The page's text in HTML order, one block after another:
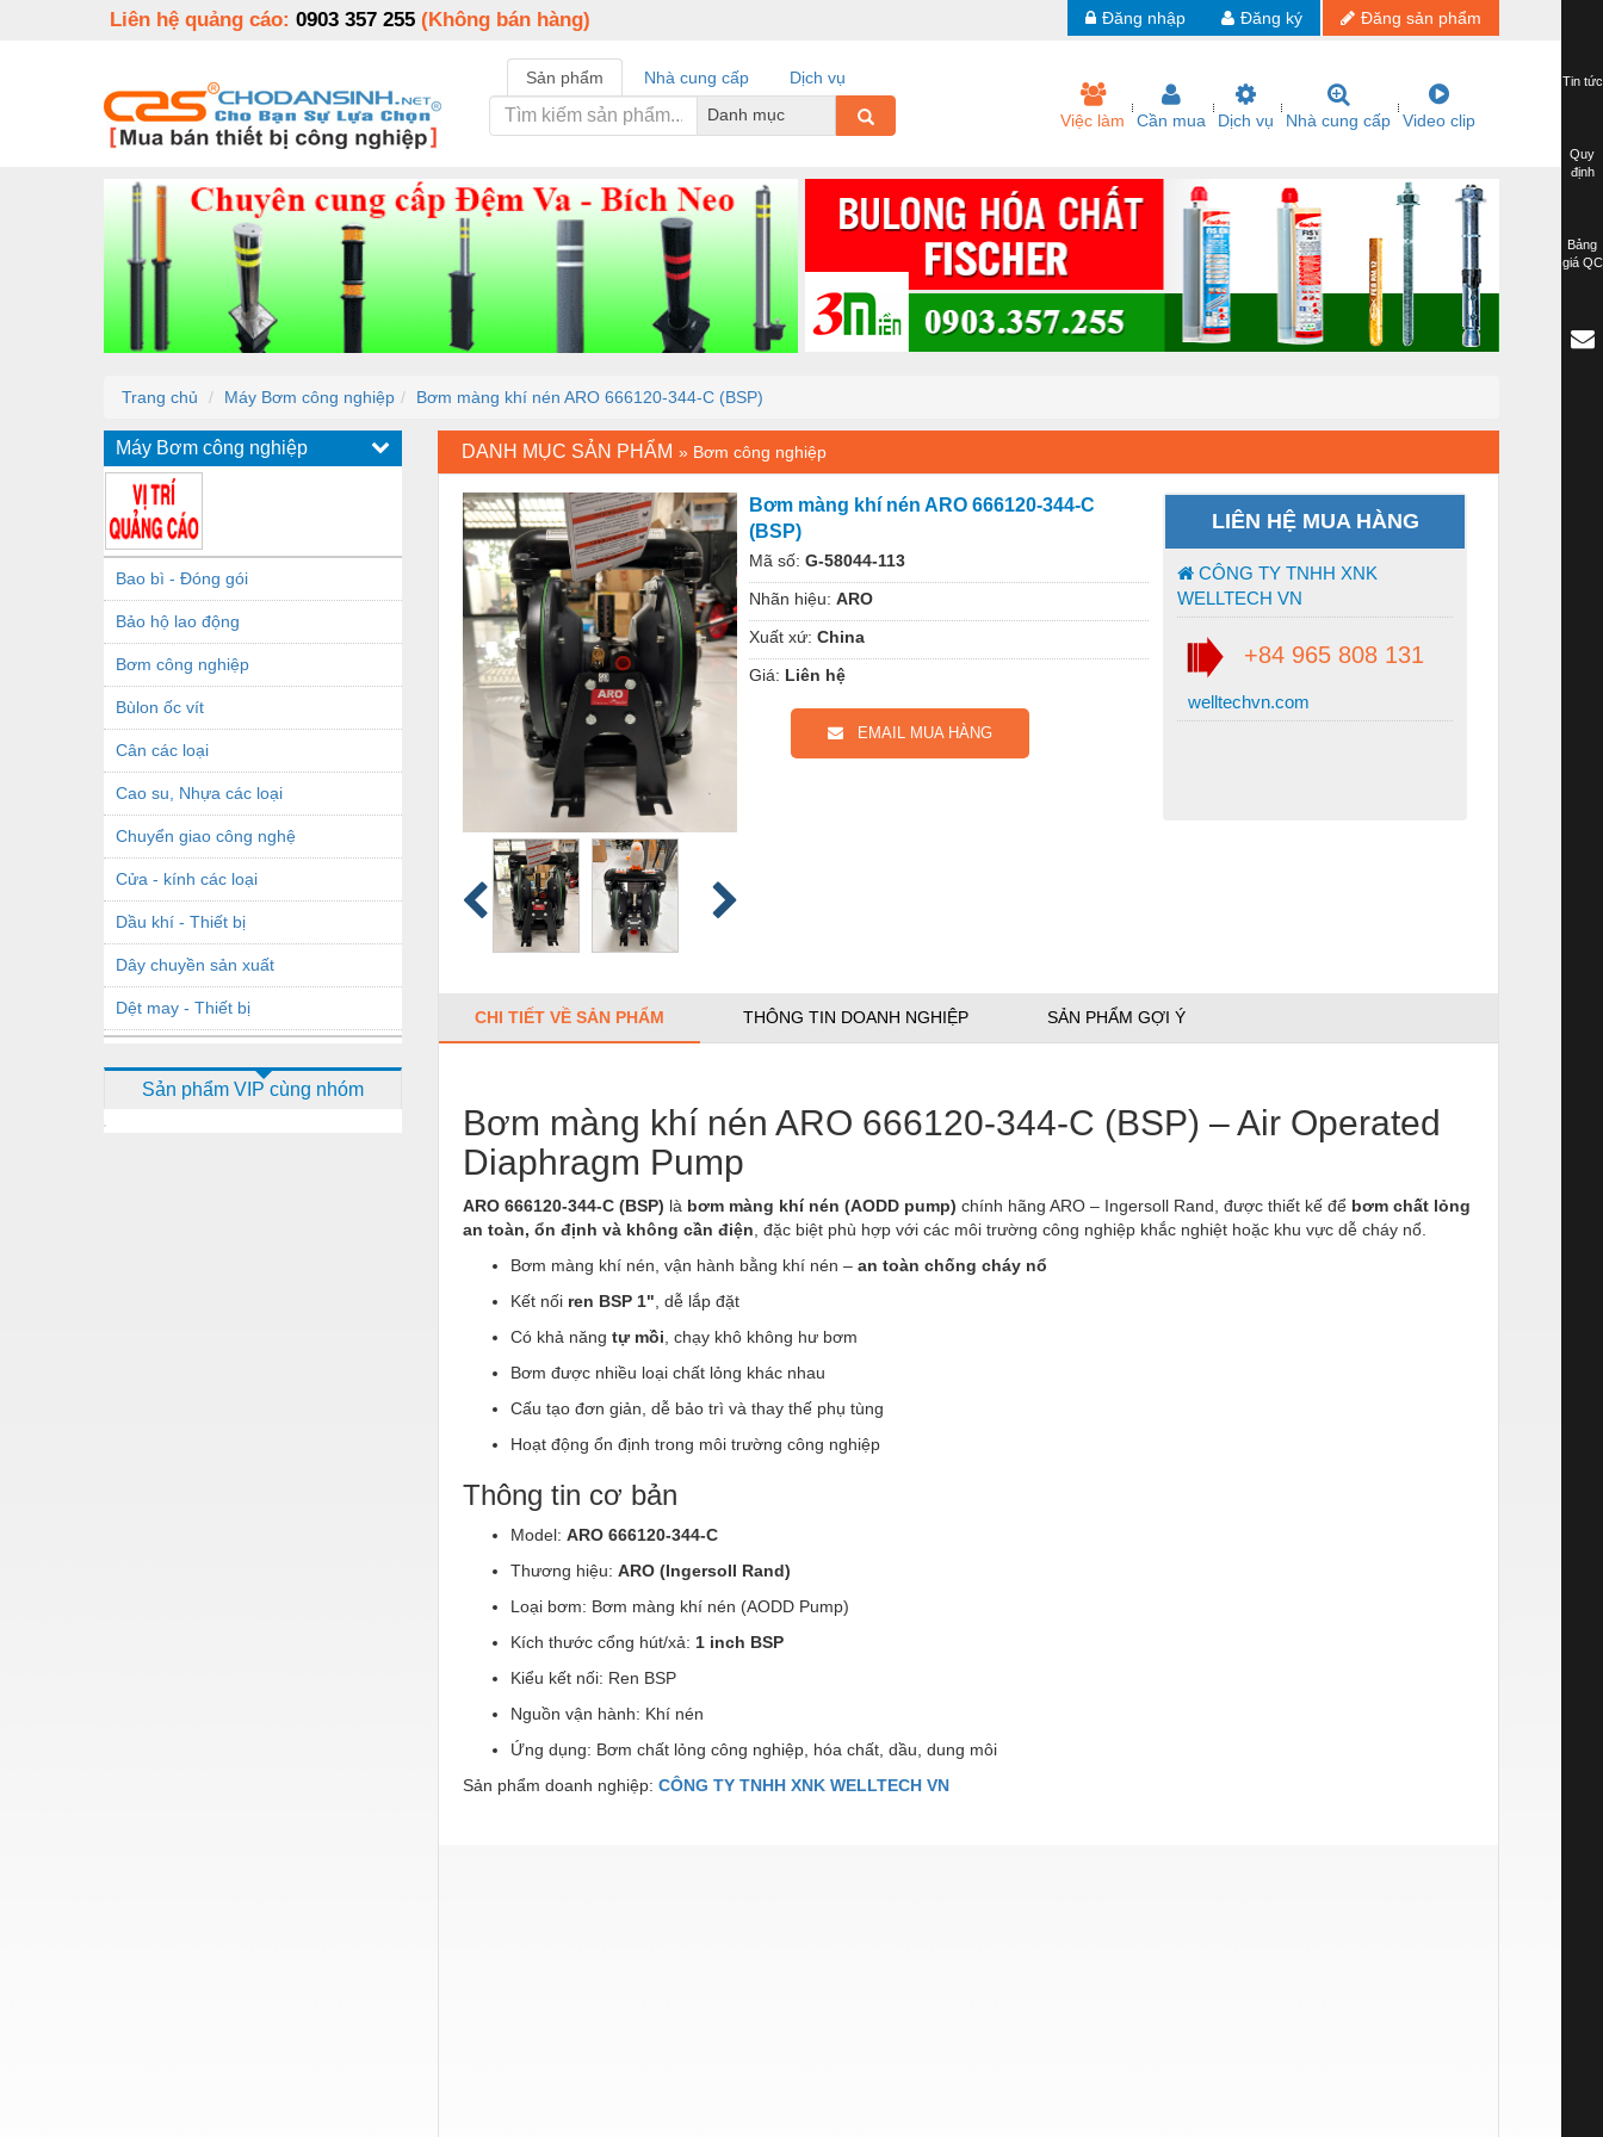
Liên hệ quảng cáo: 0903 357 255 (Không bán hàng) Đăng sản phẩm
Đăng ký
Đăng nhập
Sản phẩm Nhà cung cấp
Dịch vụ
Danh mục
Việc làm Cần mua Dịch vụ Nhà cung cấp Video clip
Trang chủ Máy Bơm công nghiệp Bơm màng khí nén ARO 666120-344-C (BSP)
Máy Bơm công nghiệp
Bao bì - Đóng gói
Bảo hộ lao động
Bơm công nghiệp
Bùlon ốc vít
Cân các loại
Cao su, Nhựa các loại
Chuyển giao công nghệ
Cửa - kính các loại
Dầu khí - Thiết bị
Dây chuyền sản xuất
Dệt may - Thiết bị
Dịch vụ - Thi công
Sản phẩm VIP cùng nhóm
DANH MỤC SẢN PHẨM » Bơm công nghiệp
Bơm màng khí nén ARO 666120-344-C
(BSP)
Mã số: G-58044-113
Nhãn hiệu: ARO
Xuất xứ: China
Giá: Liên hệ
EMAIL MUA HÀNG
LIÊN HỆ MUA HÀNG
CÔNG TY TNHH XNK
WELLTECH VN
+84 965 808 131
welltechvn.com
CHI TIẾT VỀ SẢN PHẨM THÔNG TIN DOANH NGHIỆP SẢN PHẨM GỢI Ý
Bơm màng khí nén ARO 666120-344-C (BSP) – Air Operated
Diaphragm Pump
ARO 666120-344-C (BSP) là bơm màng khí nén (AODD pump) chính hãng ARO – Ingersoll Rand, được thiết kế để bơm chất lỏng
an toàn, ổn định và không cần điện , đặc biệt phù hợp với các môi trường công nghiệp khắc nghiệt hoặc khu vực dễ cháy nổ.
Bơm màng khí nén, vận hành bằng khí nén – an toàn chống cháy nổ
Kết nối ren BSP 1" , dễ lắp đặt
Có khả năng tự mồi , chạy khô không hư bơm
Bơm được nhiều loại chất lỏng khác nhau
Cấu tạo đơn giản, dễ bảo trì và thay thế phụ tùng
Hoạt động ổn định trong môi trường công nghiệp
Thông tin cơ bản
Model: ARO 666120-344-C
Thương hiệu: ARO (Ingersoll Rand)
Loại bơm: Bơm màng khí nén (AODD Pump)
Kích thước cổng hút/xả: 1 inch BSP
Kiểu kết nối: Ren BSP
Nguồn vận hành: Khí nén
Ứng dụng: Bơm chất lỏng công nghiệp, hóa chất, dầu, dung môi
Sản phẩm doanh nghiệp: CÔNG TY TNHH XNK WELLTECH VN
Tin tức
Quy
định
Bảng
giá QC